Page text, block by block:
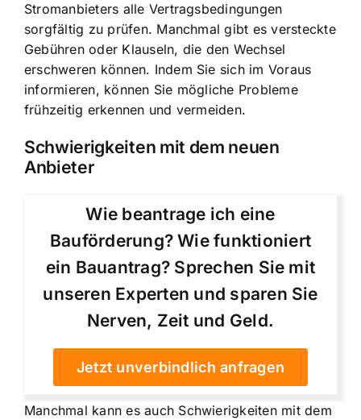
Stromanbieters alle Vertragsbedingungen
sorgfältig zu prüfen. Manchmal gibt es versteckte
Gebühren oder Klauseln, die den Wechsel
erschweren können. Indem Sie sich im Voraus
informieren, können Sie mögliche Probleme
frühzeitig erkennen und vermeiden.
Schwierigkeiten mit dem neuen
Anbieter
Wie beantrage ich eine
Bauförderung? Wie funktioniert
ein Bauantrag? Sprechen Sie mit
unseren Experten und sparen Sie
Nerven, Zeit und Geld.
Jetzt unverbindlich anfragen
Manchmal kann es auch Schwierigkeiten mit dem